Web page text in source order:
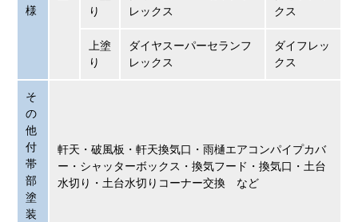
様
り
レックス
クス
上塗
り
ダイヤスーパーセランフ
レックス
ダイフレッ
クス
そ
の
他
付
帯
部
塗
装
軒天・破風板・軒天換気口・雨樋エアコンパイプカバ
ー・シャッターボックス・換気フード・換気口・土台
水切り・土台水切りコーナー交換 など